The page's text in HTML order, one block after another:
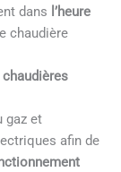
dans l’heure
chaudière
gaz et
afin de